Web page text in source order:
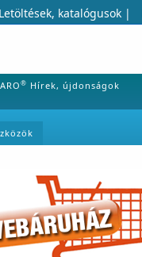
Letöltések, katalógusok |
® Hírek, újdonságok